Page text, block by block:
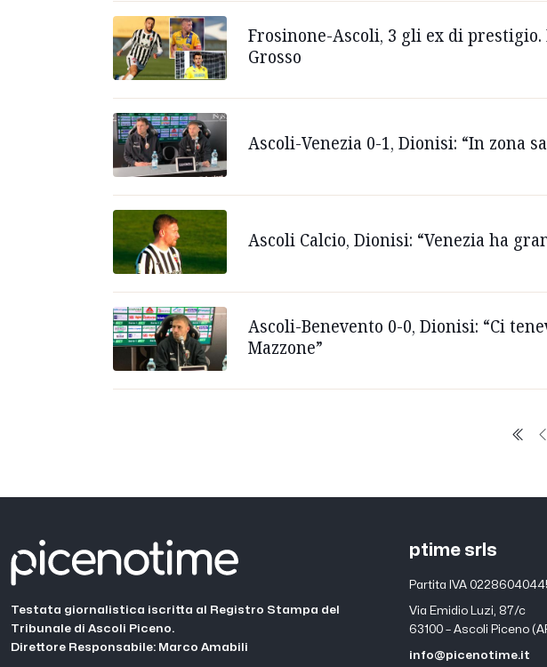
Frosinone-Ascoli, 3 gli ex di
Grosso
Ascoli-Venezia 0-1, Dionisi: “In zona
Ascoli Calcio, Dionisi: “Venezia ha
Ascoli-Benevento 0-0, Dionisi: “Ci
Mazzone”
Testata giornalistica iscritta al Registro Stampa del
Tribunale di Ascoli Piceno.
Direttore Responsabile: Marco Amabili
ptime srls
Partita IVA
Via Emidio Luzi, 87/c
63100 – Ascoli Piceno
info@picenotime.it